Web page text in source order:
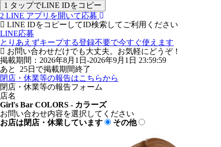
1 タップでLINE IDをコピー
2 LINE アプリを開いて応募
LINE IDをコピーしてID検索してご利用ください
LINE応募
とりあえずキープする登録不要で今すぐ使えます
お問い合わせだけでも大丈夫。お気軽にどうぞ！
掲載期間：2026年8月1日-2026年9月1日 23:59:59
あと 25日で掲載期間終了
閉店・休業等の報告はこちらから
閉店・休業等の報告フォーム
店名
Girl's Bar COLORS - カラーズ
お問い合わせ内容を選択してください
お店は閉店・休業しています
その他